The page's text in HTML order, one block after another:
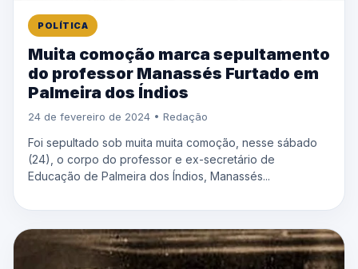
POLÍTICA
Muita comoção marca sepultamento
do professor Manassés Furtado em
Palmeira dos Índios
24 de fevereiro de 2024 • Redação
Foi sepultado sob muita muita comoção, nesse sábado
(24), o corpo do professor e ex-secretário de
Educação de Palmeira dos Índios, Manassés...